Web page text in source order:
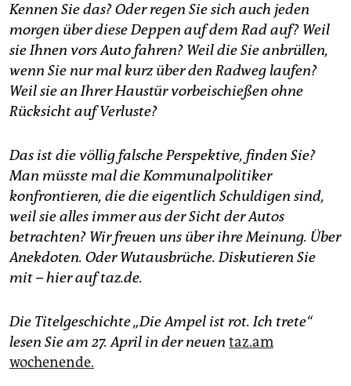
Kennen Sie das? Oder regen Sie sich auch jeden
morgen über diese Deppen auf dem Rad auf? Weil
sie Ihnen vors Auto fahren? Weil die Sie anbrüllen,
wenn Sie nur mal kurz über den Radweg laufen?
Weil sie an Ihrer Haustür vorbeischießen ohne
Rücksicht auf Verluste?
Das ist die völlig falsche Perspektive, finden Sie?
Man müsste mal die Kommunalpolitiker
konfrontieren, die die eigentlich Schuldigen sind,
weil sie alles immer aus der Sicht der Autos
betrachten? Wir freuen uns über ihre Meinung. Über
Anekdoten. Oder Wutausbrüche. Diskutieren Sie
mit – hier auf taz.de.
Die Titelgeschichte „Die Ampel ist rot. Ich trete“
lesen Sie am 27. April in der neuen taz.am
wochenende.